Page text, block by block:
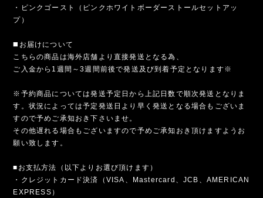
・ピンクゴースト（ピンクホワイトボーダーストールセットアッ
プ）
◼️お届けについて
こちらの商品は海外店舗より直接発送となる為、
ご入金から1週間～3週間前後で発送及び到着予定となります※
※予約商品については発送予定日から上記日数で順次発送となりま
す。状況によっては予定発送日より早く発送となる場合もございま
すので予めご承知おき下さいませ。
その他遅れる場合もございますので予めご承知おき頂けますようお
願い致します。
■お支払方法（以下よりお選び頂けます）
・クレジットカード決済（VISA、Mastercard、JCB、AMERICAN
EXPRESS）